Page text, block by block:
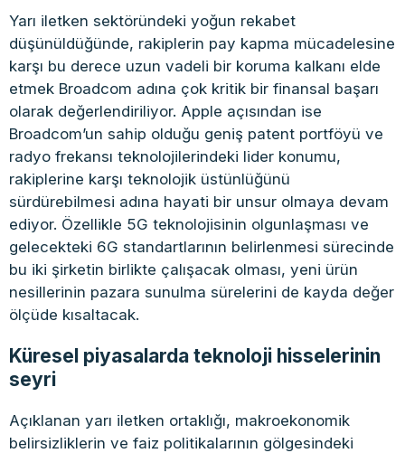
Yarı iletken sektöründeki yoğun rekabet
düşünüldüğünde, rakiplerin pay kapma mücadelesine
karşı bu derece uzun vadeli bir koruma kalkanı elde
etmek Broadcom adına çok kritik bir finansal başarı
olarak değerlendiriliyor. Apple açısından ise
Broadcom’un sahip olduğu geniş patent portföyü ve
radyo frekansı teknolojilerindeki lider konumu,
rakiplerine karşı teknolojik üstünlüğünü
sürdürebilmesi adına hayati bir unsur olmaya devam
ediyor. Özellikle 5G teknolojisinin olgunlaşması ve
gelecekteki 6G standartlarının belirlenmesi sürecinde
bu iki şirketin birlikte çalışacak olması, yeni ürün
nesillerinin pazara sunulma sürelerini de kayda değer
ölçüde kısaltacak.
Küresel piyasalarda teknoloji hisselerinin
seyri
Açıklanan yarı iletken ortaklığı, makroekonomik
belirsizliklerin ve faiz politikalarının gölgesindeki